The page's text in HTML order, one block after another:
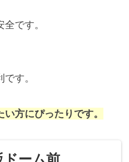
です。
す。
方にぴったりです。